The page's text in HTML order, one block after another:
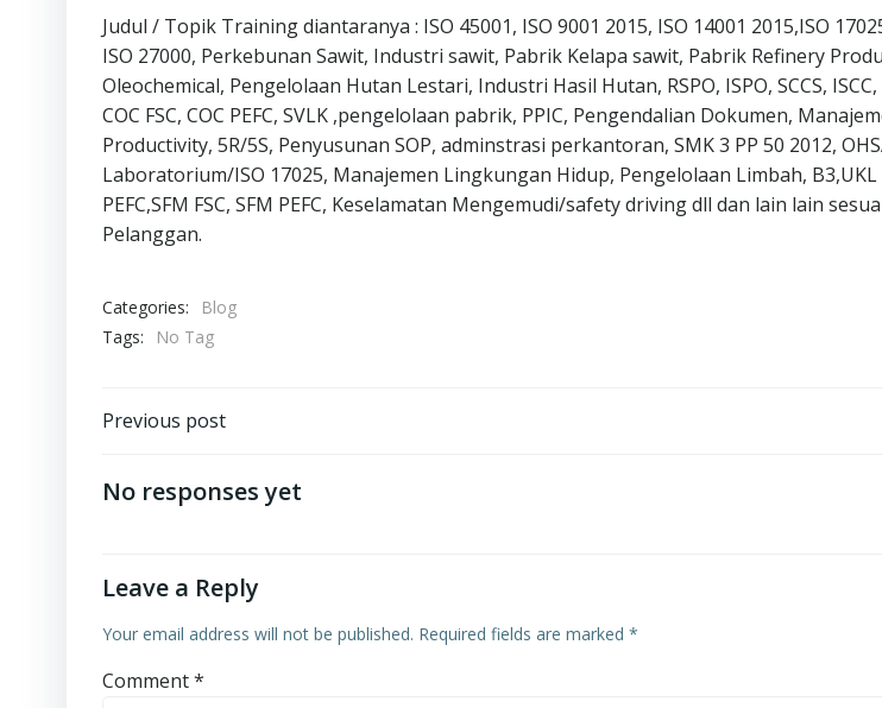
Judul / Topik Training diantaranya : ISO 45001, ISO 9001 2015, ISO 14001 2015,ISO
ISO 27000, Perkebunan Sawit, Industri sawit, Pabrik Kelapa sawit, Pabrik Refinery
Oleochemical, Pengelolaan Hutan Lestari, Industri Hasil Hutan, RSPO, ISPO, SCCS, ISCC,
COC FSC, COC PEFC, SVLK ,pengelolaan pabrik, PPIC, Pengendalian Dokumen,
Productivity, 5R/5S, Penyusunan SOP, adminstrasi perkantoran, SMK 3 PP 50 2012,
Laboratorium/ISO 17025, Manajemen Lingkungan Hidup, Pengelolaan Limbah, B3,UKL
PEFC,SFM FSC, SFM PEFC, Keselamatan Mengemudi/safety driving dll dan lain lain
Pelanggan.
Categories:
Blog
Tags:
No Tag
Post
navigation
Previous post
No responses yet
Leave a Reply
Your email address will not be published. Required fields are marked *
Comment*